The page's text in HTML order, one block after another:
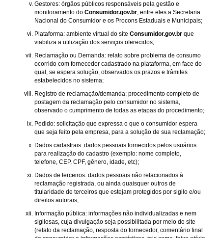
Gestores: órgãos públicos responsáveis pela gestão e
monitoramento do Consumidor.gov.br, entre eles a Secretaria
Nacional do Consumidor e os Procons Estaduais e Municipais;
Plataforma: ambiente virtual do site Consumidor.gov.br que
viabiliza a utilização dos serviços oferecidos;
Reclamação ou Demanda: relato sobre problema de consumo
ocorrido com fornecedor cadastrado na plataforma, em face do
qual, se espera solução, observados os prazos e trâmites
estabelecidos no sistema;
Registro de reclamação/demanda: procedimento completo de
postagem da reclamação pelo consumidor no sistema,
observado o cumprimento de todas as etapas do procedimento;
Pedido: solicitação que expressa o que o consumidor espera
que seja feito pela empresa, para a solução de sua reclamação;
Dados cadastrais: dados pessoais fornecidos pelos usuários
para realização do cadastro (exemplo: nome completo,
telefone, CEP, CPF, gênero, idade, etc);
Dados de terceiros: dados pessoais não relacionados à
reclamação registrada, ou ainda quaisquer outros de
titularidade de terceiros que estejam protegidos por sigilo e/ou
direitos autorais;
Informação pública: informações não individualizadas e nem
sigilosas, cuja divulgação seja possibilitada por meio do site
(relato da reclamação, resposta do fornecedor, comentário final